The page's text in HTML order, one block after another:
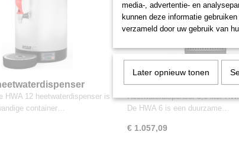
HWA 12 heetwaterdispenser is
container…
Heetwaterdispenser 5,6
Heetwaterdispenser 5,6 liter
De HWA 6 is een duurzame…
€ 1.057,09
media-, advertentie- en
kunnen deze informatie
verzameld door uw gebruik van
Later opnieuw tonen